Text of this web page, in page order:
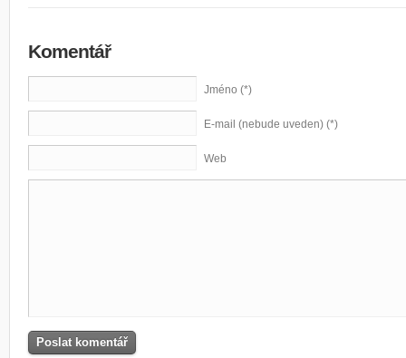
Komentář
Jméno (*)
E-mail (nebude uveden) (*)
Web